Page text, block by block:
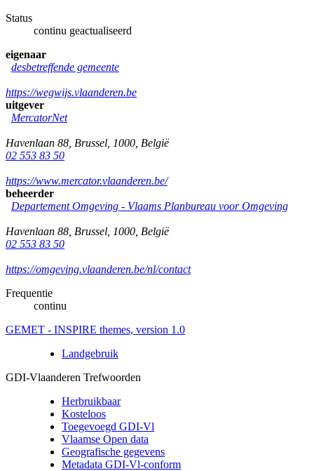
Status
continu geactualiseerd
eigenaar
desbetreffende gemeente
https://wegwijs.vlaanderen.be
uitgever
MercatorNet
Havenlaan 88 Brussel 1000 België
02 553 83 50
https://www.mercator.vlaanderen.be/
beheerder
Departement Omgeving - Vlaams Planbureau voor Omgeving
Havenlaan 88 Brussel 1000 België
02 553 83 50
https://omgeving.vlaanderen.be/nl/contact
Frequentie
continu
GEMET - INSPIRE themes, version 1.0
Landgebruik
GDI-Vlaanderen Trefwoorden
Herbruikbaar
Kosteloos
Toegevoegd GDI-Vl
Vlaamse Open data
Geografische gegevens
Metadata GDI-Vl-conform